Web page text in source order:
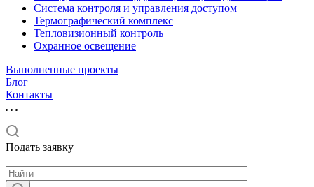
Система контроля и управления доступом
Термографический комплекс
Тепловизионный контроль
Охранное освещение
Выполненные проекты
Блог
Контакты
Подать заявку